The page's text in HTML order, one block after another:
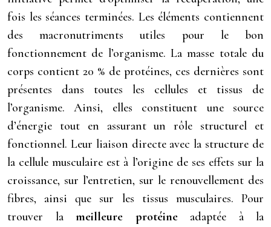
fois les séances terminées. Les éléments contiennent
des macronutriments utiles pour le bon
fonctionnement de l’organisme. La masse totale du
corps contient 20 % de protéines, ces dernières sont
présentes dans toutes les cellules et tissus de
l’organisme. Ainsi, elles constituent une source
d’énergie tout en assurant un rôle structurel et
fonctionnel. Leur liaison directe avec la structure de
la cellule musculaire est à l’origine de ses effets sur la
croissance, sur l’entretien, sur le renouvellement des
fibres, ainsi que sur les tissus musculaires. Pour
trouver la meilleure protéineadaptée à la